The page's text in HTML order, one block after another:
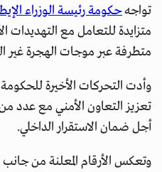
تواجهحكومة رئيسة الوزراء
متزايدة للتعامل مع التهديدات
متطرفة عبر موجات الهجرة غير
وأدت التحركات الأخيرة للحكومة
تعزيز التعاون الأمني مع عدد من
أجل ضمان الاستقرار الداخلي.
وتعكس الأرقام المعلنة من جانب